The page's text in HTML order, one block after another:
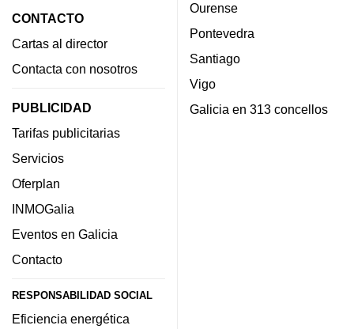
CONTACTO
Cartas al director
Contacta con nosotros
PUBLICIDAD
Tarifas publicitarias
Servicios
Oferplan
INMOGalia
Eventos en Galicia
Contacto
RESPONSABILIDAD SOCIAL
Eficiencia energética
Ourense
Pontevedra
Santiago
Vigo
Galicia en 313 concellos